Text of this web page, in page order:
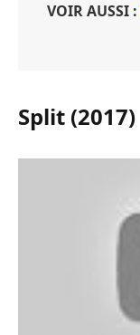
VOIR AUSSI :
Split (2017)